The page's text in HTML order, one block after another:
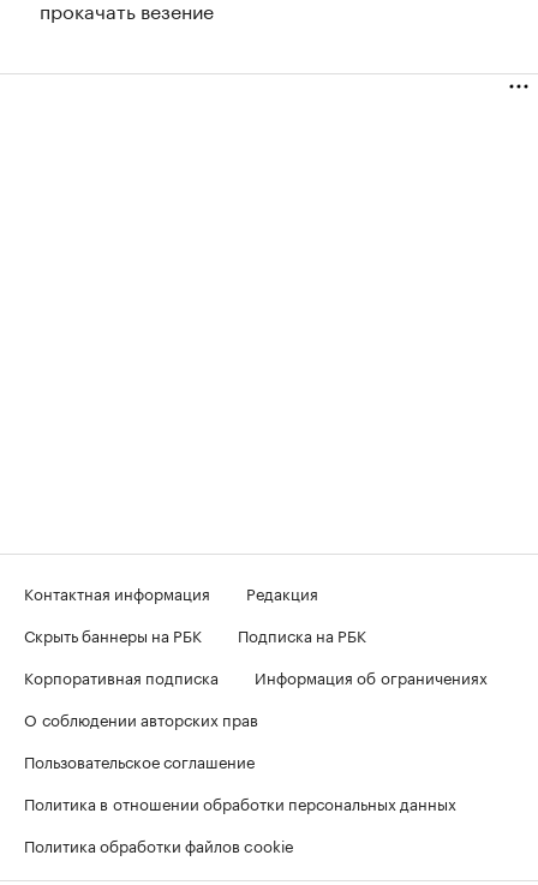
прокачать везение
Контактная информация
Редакция
Скрыть баннеры на РБК
Подписка на РБК
Корпоративная подписка
Информация об ограничениях
О соблюдении авторских прав
Пользовательское соглашение
Политика в отношении обработки персональных данных
Политика обработки файлов cookie